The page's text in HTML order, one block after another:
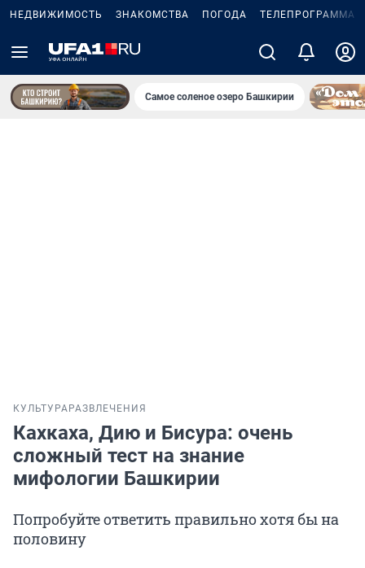
НЕДВИЖИМОСТЬ ЗНАКОМСТВА ПОГОДА ТЕЛЕПРОГРАММА
Самое соленое озеро Башкирии
КУЛЬТУРА РАЗВЛЕЧЕНИЯ
Кахкаха, Дию и Бисура: очень
сложный тест на знание
мифологии Башкирии
Попробуйте ответить правильно хотя бы на
половину